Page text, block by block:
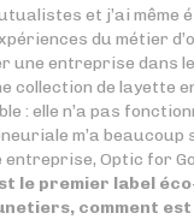
et j’ai même
du métier
une entreprise dans
collection de layette
: elle n’a pas
m’a beaucoup
entreprise, Optic for
le premier label
comment